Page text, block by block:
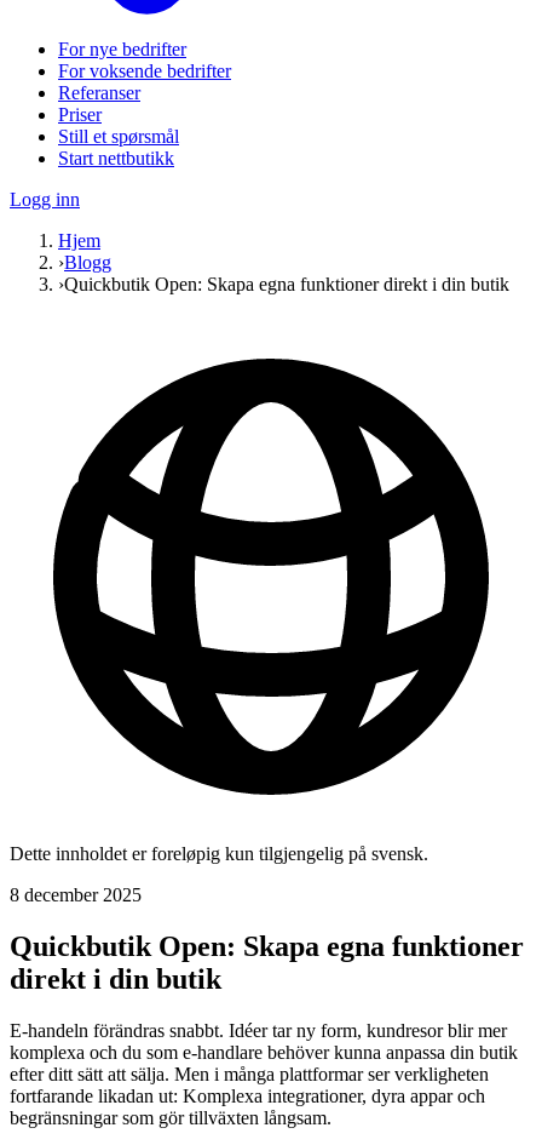
For nye bedrifter
For voksende bedrifter
Referanser
Priser
Still et spørsmål
Start nettbutikk
Logg inn
Hjem
›Blogg
›Quickbutik Open: Skapa egna funktioner direkt i din butik
Dette innholdet er foreløpig kun tilgjengelig på svensk.
8 december 2025
Quickbutik Open: Skapa egna funktioner
direkt i din butik
E-handeln förändras snabbt. Idéer tar ny form, kundresor blir mer
komplexa och du som e-handlare behöver kunna anpassa din butik
efter ditt sätt att sälja. Men i många plattformar ser verkligheten
fortfarande likadan ut: Komplexa integrationer, dyra appar och
begränsningar som gör tillväxten långsam.